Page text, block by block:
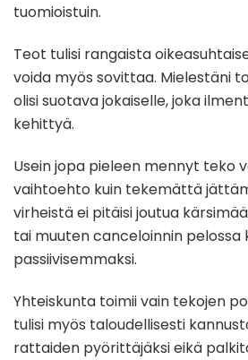
tuomioistuin.
Teot tulisi rangaista
voida myös sovittaa. Mielestäni
olisi suotava jokaiselle, joka
kehittyä.
Usein jopa pieleen mennyt teko
vaihtoehto kuin tekemättä
virheistä ei pitäisi joutua
tai muuten canceloinnin pelossa
passiivisemmaksi.
Yhteiskunta toimii vain tekojen
tulisi myös taloudellisesti
rattaiden pyörittäjäksi eikä